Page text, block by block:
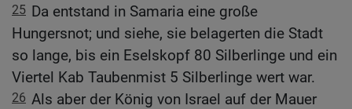
25 Da entstand in Samaria eine große
Hungersnot; und siehe, sie belagerten die Stadt
so lange, bis ein Eselskopf 80 Silberlinge und ein
Viertel Kab Taubenmist 5 Silberlinge wert war.
26 Als aber der König von Israel auf der Mauer